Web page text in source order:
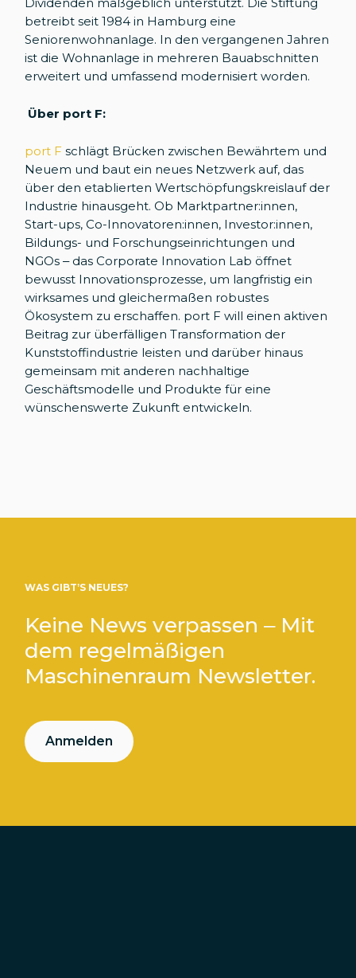
betreibt seit 1984 in Hamburg eine
Seniorenwohnanlage. In den vergangenen Jahren
ist die Wohnanlage in mehreren Bauabschnitten
erweitert und umfassend modernisiert worden.
Über port F:
port F schlägt Brücken zwischen Bewährtem und
Neuem und baut ein neues Netzwerk auf, das
über den etablierten Wertschöpfungskreislauf der
Industrie hinausgeht. Ob Marktpartner:innen,
Start-ups, Co-Innovatoren:innen, Investor:innen,
Bildungs- und Forschungseinrichtungen und
NGOs – das Corporate Innovation Lab öffnet
bewusst Innovationsprozesse, um langfristig ein
wirksames und gleichermaßen robustes
Ökosystem zu erschaffen. port F will einen aktiven
Beitrag zur überfälligen Transformation der
Kunststoffindustrie leisten und darüber hinaus
gemeinsam mit anderen nachhaltige
Geschäftsmodelle und Produkte für eine
wünschenswerte Zukunft entwickeln.
WAS GIBT’S NEUES?
Keine News verpassen – Mit
dem regelmäßigen
Maschinenraum Newsletter.
Anmelden